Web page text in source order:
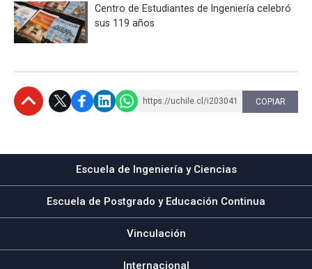
Centro de Estudiantes de Ingeniería celebró
sus 119 años
https://uchile.cl/i203041 COPIAR
Escuela de Ingeniería y Ciencias
Escuela de Postgrado y Educación Continua
Vinculación
Internacional